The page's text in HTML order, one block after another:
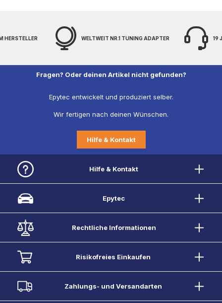
NR.1 TUNING ADAPTER 19 JAHRE EXPERTENWISSEN
Fragen? Oder deinen Artikel nicht gefunden?
Epytec entwickelt und produziert selber.
Wir fertigen nach deinen Wünschen.
Hilfe & Kontakt
Hilfe & Kontakt
Epytec
Rechtliche Informationen
Risikofreies Einkaufen
Zahlungs- und Versandarten